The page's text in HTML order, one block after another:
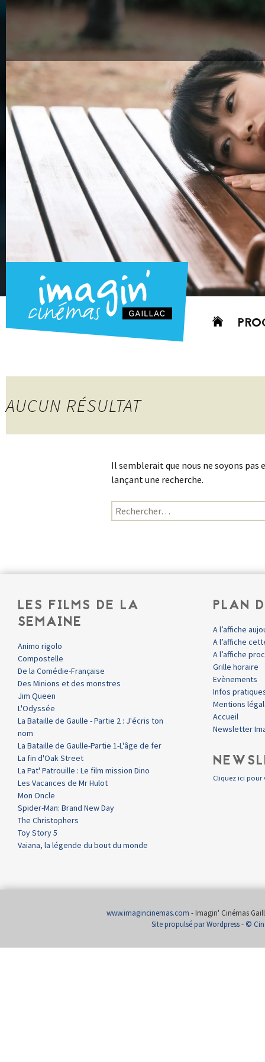
Aller
AUCUN RÉSULTAT
Il semblerait que nous ne soyons pas
lançant une recherche.
Rechercher :
LES FILMS DE LA
SEMAINE
Animo rigolo
Compostelle
De la Comédie-Française
Des Minions et des monstres
Jim Queen
L'Odyssée
La Bataille de Gaulle - Partie 2 : J'écris ton
nom
La Bataille de Gaulle-Partie 1-L'âge de fer
La fin d'Oak Street
La Pat' Patrouille : Le film mission Dino
Les Vacances de Mr Hulot
Mon Oncle
Spider-Man: Brand New Day
The Christophers
Toy Story 5
Vaiana, la légende du bout du monde
PLAN
A l’affiche
A l’affiche
A l’affiche
Grille horaire
Evènements
Infos
Mentions
Accueil
Newsletter
Cliquez ici pour
www.imagincinemas.com - Imagin' Cinémas
Site propulsé par Wordpress- ©